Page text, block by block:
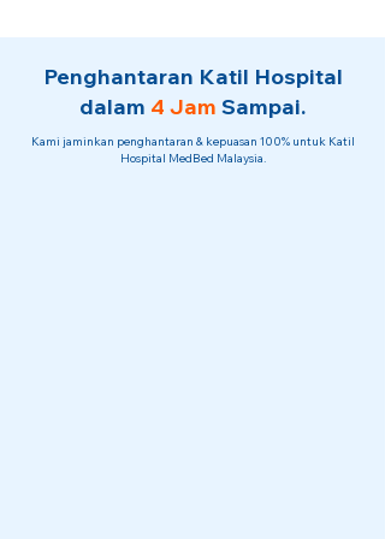
Penghantaran Katil Hospital
dalam 4 Jam Sampai.
Kami jaminkan penghantaran & kepuasan 100% untuk Katil
Hospital MedBed Malaysia.